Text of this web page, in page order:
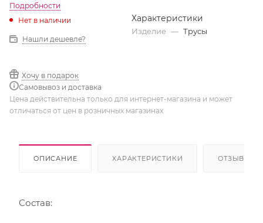
Подробности
Нет в наличии
Нашли дешевле?
Хочу в подарок
Самовывоз и доставка
Характеристики
Изделие — Трусы
Цена действительна только для интернет-магазина и может
отличаться от цен в розничных магазинах
ОПИСАНИЕ ХАРАКТЕРИСТИКИ ОТЗЫВЫ
Состав: